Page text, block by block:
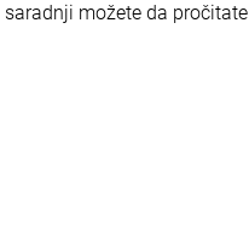
možete da pročitate